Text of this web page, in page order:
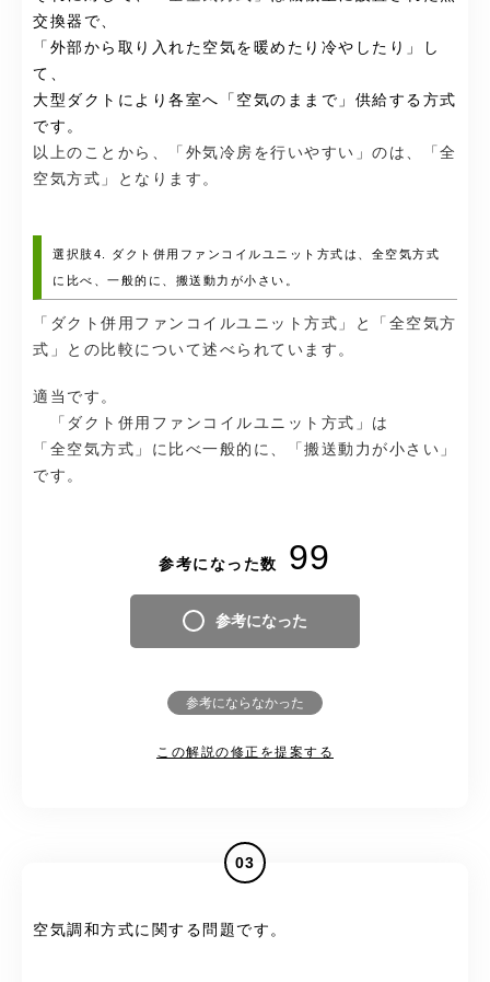
交換器で、
「外部から取り入れた空気を暖めたり冷やしたり」し
て、
大型ダクトにより各室へ「空気のままで」供給する方式
です。
以上のことから、「外気冷房を行いやすい」のは、「全
空気方式」となります。
選択肢4. ダクト併用ファンコイルユニット方式は、全空気方式
に比べ、一般的に、搬送動力が小さい。
「ダクト併用ファンコイルユニット方式」と「全空気方
式」との比較について述べられています。
適当です。
「ダクト併用ファンコイルユニット方式」は
「全空気方式」に比べ一般的に、「搬送動力が小さい」
です。
参考になった数 99
参考になった
参考にならなかった
この解説の修正を提案する
03
空気調和方式に関する問題です。